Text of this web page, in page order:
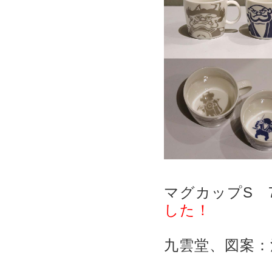
マグカップS
した！
九雲堂、図案